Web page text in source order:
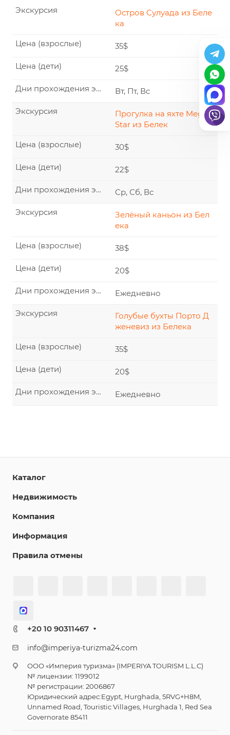
Остров Сулуада из Беле
ка
Экскурсия
35$
Цена (взрослые)
25$
Цена (дети)
Вт, Пт, Вс
Дни прохождения экскурсии
Прогулка на яхте Mega
Star из Белек
Экскурсия
30$
Цена (взрослые)
22$
Цена (дети)
Ср, Сб, Вс
Дни прохождения экскурсии
Зелёный каньон из Бел
ека
Экскурсия
38$
Цена (взрослые)
20$
Цена (дети)
Ежедневно
Дни прохождения экскурсии
Голубые бухты Порто Д
женевиз из Белека
Экскурсия
35$
Цена (взрослые)
20$
Цена (дети)
Ежедневно
Дни прохождения экскурсии
Каталог
Недвижимость
Компания
Информация
Правила отмены
+20 10 90311467
info@imperiya-turizma24.com
ООО «Империя туризма» (IMPERIYA TOURISM L.L.C)
№ лицензии: 1199012
№ регистрации: 2006867
Юридический адрес:Egypt, Hurghada, 5RVG+H8M,
Unnamed Road, Touristic Villages, Hurghada 1, Red Sea
Governorate 85411